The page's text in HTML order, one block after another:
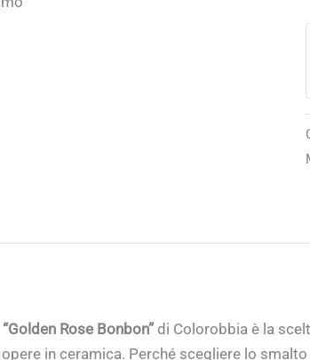
“Golden Rose Bonbon” di Colorobbia è la
in ceramica. Perché scegliere lo